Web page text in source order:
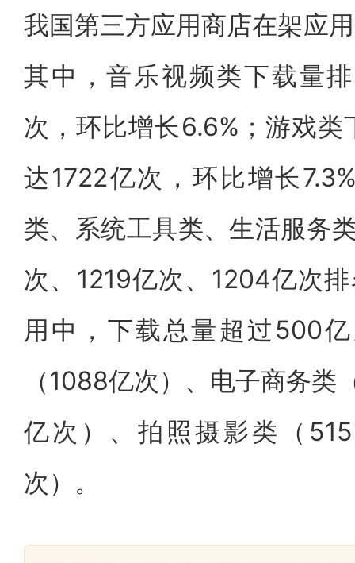
我国第三方应用商店在架应
其中，音乐视频类下载量
次，环比增长6.6%；游戏
达1722亿次，环比增长
类、系统工具类、生活服务
次、1219亿次、1204亿次
用中，下载总量超过500
（1088亿次）、电子商务
亿次）、拍照摄影类（
次）。